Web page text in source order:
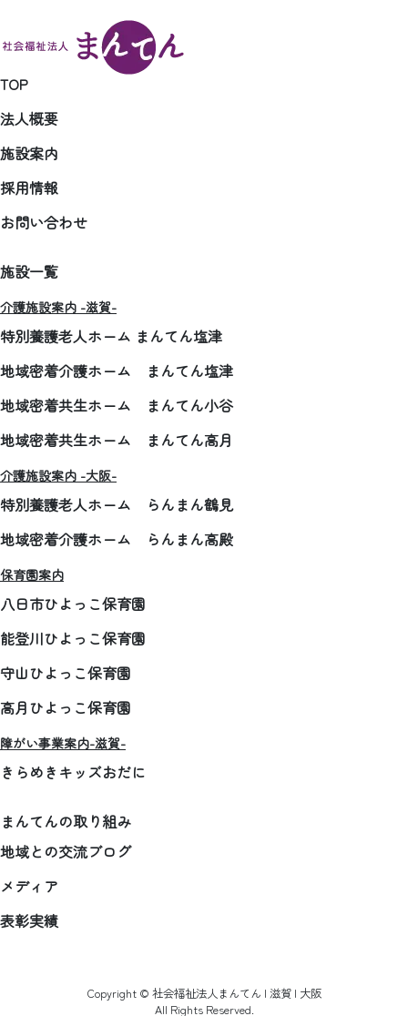
TOP
法人概要
施設案内
採用情報
お問い合わせ
施設一覧
介護施設案内 -滋賀-
特別養護老人ホーム まんてん塩津
地域密着介護ホーム まんてん塩津
地域密着共生ホーム まんてん小谷
地域密着共生ホーム まんてん高月
介護施設案内 -大阪-
特別養護老人ホーム らんまん鶴見
地域密着介護ホーム らんまん高殿
保育園案内
八日市ひよっこ保育園
能登川ひよっこ保育園
守山ひよっこ保育園
高月ひよっこ保育園
障がい事業案内-滋賀-
きらめきキッズおだに
まんてんの取り組み
地域との交流ブログ
メディア
表彰実績
Copyright © 社会福祉法人まんてん | 滋賀 | 大阪
All Rights Reserved.